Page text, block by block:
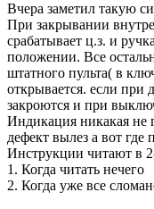
Вчера заметил такую
При закрывании
срабатывает ц.з. и
положении. Все
штатного пульта( в
открывается. если при
закроются и при
Индикация никакая не
дефект вылез а вот где
Инструкции читают в
1. Когда читать нечего
2. Когда уже все